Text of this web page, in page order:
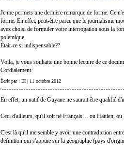
Je me permets une dernière remarque de forme: Ce
forme. En effet, peut-être parce que le journalisme
avez choisi de formuler votre interrogation sous la
polémique.
Était-ce si indispensable??
Voila, je vous souhaite une bonne lecture de ce
Cordialement
Écrit par : EI | 11 octobre 2012
En effet, un natif de Guyane ne saurait être qualifié
Ceci d'ailleurs, qu'il soit né Français… ou Haïtien, ou
C'est là qu'il me semble y avoir une contradiction
définition qui s'appuie sur la géographie (pays